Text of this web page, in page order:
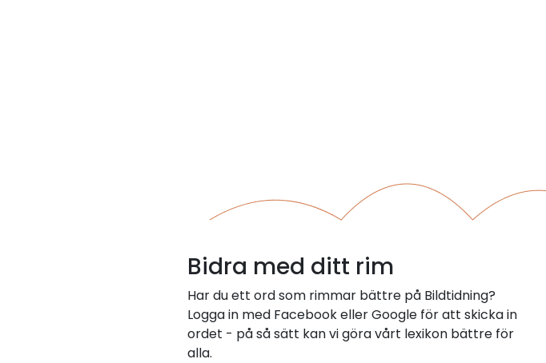
Bidra med ditt rim
Har du ett ord som rimmar bättre på Bildtidning?
Logga in med Facebook eller Google för att skicka in
ordet - på så sätt kan vi göra vårt lexikon bättre för
alla.